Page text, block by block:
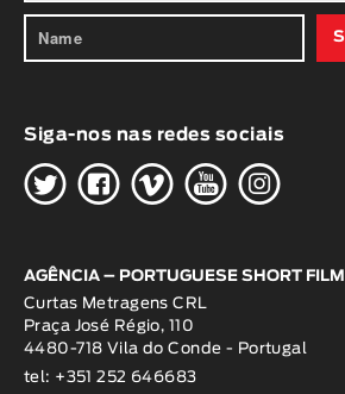
Siga-nos nas redes sociais
HGWOK
AGÊNCIA – PORTUGUESE SHORT
Curtas Metragens CRL
Praça José Régio, 110
4480-718 Vila do Conde - Portugal
tel: +351 252 646683